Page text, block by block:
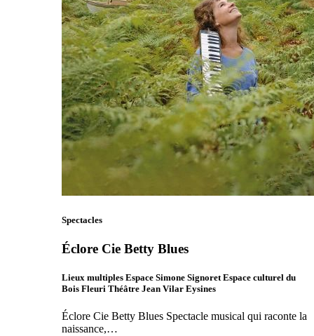
Spectacles
Éclore Cie Betty Blues
Lieux multiples Espace Simone Signoret Espace culturel du
Bois Fleuri Théâtre Jean Vilar Eysines
Éclore Cie Betty Blues Spectacle musical qui raconte la
naissance,…